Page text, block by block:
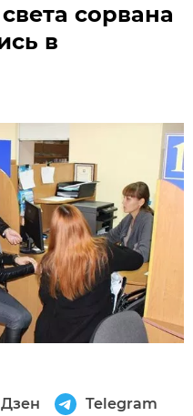
сорвана
в
Дзен Telegram